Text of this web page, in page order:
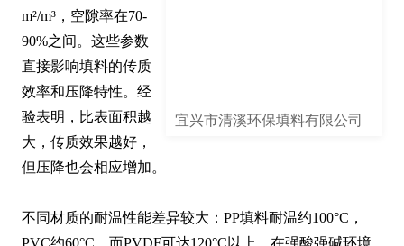
宜兴市清溪环保填料有限公司
m²/m³，空隙率在70-
90%之间。这些参数
直接影响填料的传质
效率和压降特性。经
验表明，比表面积越
大，传质效果越好，
但压降也会相应增加。
不同材质的耐温性能差异较大：PP填料耐温约100°C，